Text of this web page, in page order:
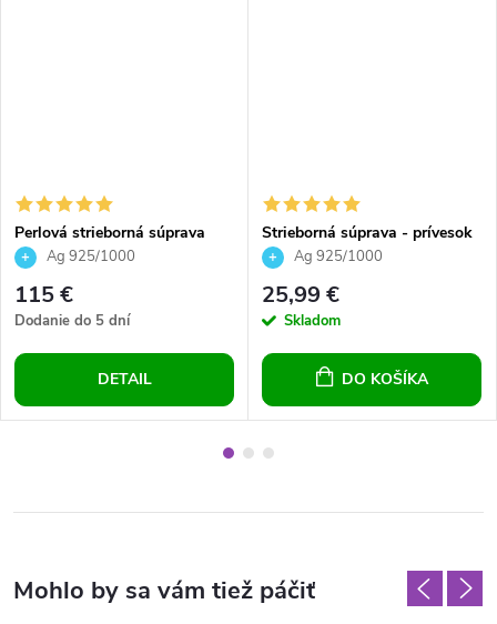
Perlová strieborná súprava
šperkov z bielych riečnych
prepletenými kruhmi
Ag 925/1000
115 €
Dodanie do 5 dní
DETAIL
Strieborná súprava - prívesok
a náušnice Edel
Ag 925/1000
25,99 €
Skladom
DO KOŠÍKA